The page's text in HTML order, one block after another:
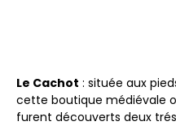
Le Cachot : située aux
cette boutique médiévale
furent découverts deux